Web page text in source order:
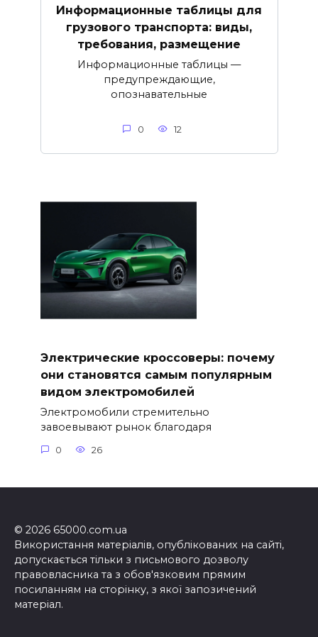
Информационные таблицы для
грузового транспорта: виды,
требования, размещение
Информационные таблицы —
предупреждающие,
опознавательные
0 12
Электрические кроссоверы: почему
они становятся самым популярным
видом электромобилей
Электромобили стремительно
завоевывают рынок благодаря
0 26
© 2026 65000.com.ua
Використання матеріалів, опублікованих на сайті,
допускається тільки з письмового дозволу
правовласника та з обов'язковим прямим
посиланням на сторінку, з якої запозичений
матеріал.